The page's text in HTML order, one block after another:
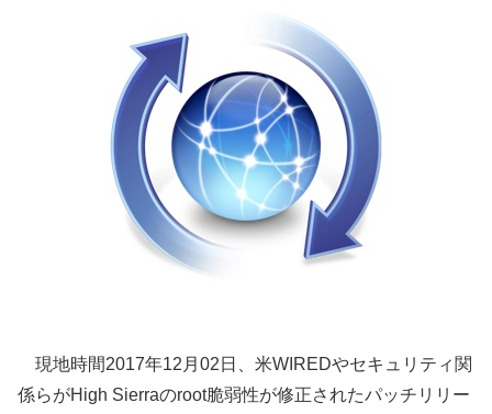
現地時間2017年12月02日、米WIREDやセキュリティ関
係らがHigh Sierraのroot脆弱性が修正されたパッチリリー